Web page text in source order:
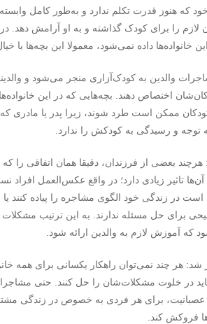
که هنوز قدرت تکلم ندارد و به‌طور کامل
لازم را برای کودک گذاشته و به او آرامش دهد.
خانواده‌ها داده نمی‌شود، معمولا این بچه‌ها با
والدین به کودک‌آزاری منجر می‌شود و
اختصاص دهند. بچه‌هایی که در این
ممکن است طرد شوند، زیرا پدر یا مادری
و رسیدگی به کودکش را ندارد.
هرچند بعضی از فرزندان، دقیقا همان اتفاقی را
آن‌ها تاثیر زیادی دارد؛ در واقع عکس‌العمل
است در زندگی خود الگوی مشاجره را پیاده
برای حل مسئله ندارند. به این ترتیب
آموزش لازم به والدین ارائه شود.
شد: هر چند نمی‌توان راهکار یکسانی برای همه
در خلوت‌ مشکلات‌شان را حل کنند. حتی
برای هر فردی به خصوص در زندگی
فروکش کند.